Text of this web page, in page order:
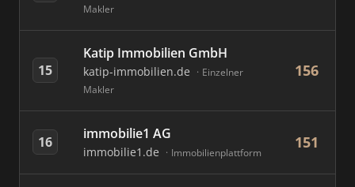
Makler
15
Katip Immobilien GmbH
katip-immobilien.de
Einzelner
Makler
156
16 immobilie1 AG
immobilie1.de Immobilienplattform
151